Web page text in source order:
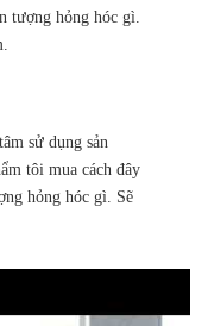
tượng hỏng hóc gì.
sử dụng sản
tôi mua cách đây
hỏng hóc gì. Sẽ